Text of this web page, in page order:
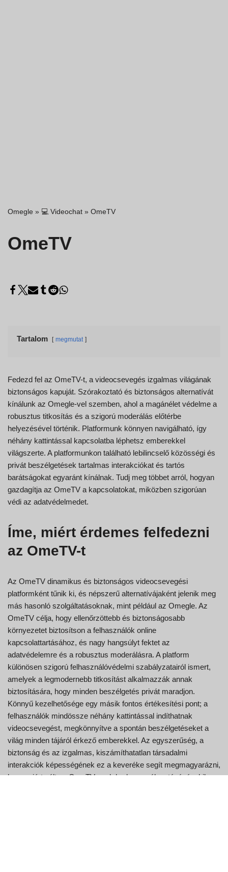
Omegle » 💻 Videochat » OmeTV
OmeTV
Tartalom megmutat
Fedezd fel az OmeTV-t, a videocsevegés izgalmas világának
biztonságos kapuját. Szórakoztató és biztonságos alternatívát
kínálunk az Omegle-vel szemben, ahol a magánélet védelme a
robusztus titkosítás és a szigorú moderálás előtérbe
helyezésével történik. Platformunk könnyen navigálható, így
néhány kattintással kapcsolatba léphetsz emberekkel
világszerte. A platformunkon található lebilincselő közösségi és
privát beszélgetések tartalmas interakciókat és tartós
barátságokat egyaránt kínálnak. Tudj meg többet arról, hogyan
gazdagítja az OmeTV a kapcsolatokat, miközben szigorúan
védi az adatvédelmedet.
Íme, miért érdemes felfedezni
az OmeTV-t
Az OmeTV dinamikus és biztonságos videocsevegési
platformként tűnik ki, és népszerű alternatívájaként jelenik meg
más hasonló szolgáltatásoknak, mint például az Omegle. Az
OmeTV célja, hogy ellenőrzöttebb és biztonságosabb
környezetet biztosítson a felhasználók online
kapcsolattartásához, és nagy hangsúlyt fektet az
adatvédelemre és a robusztus moderálásra. A platform
különösen szigorú felhasználóvédelmi szabályzatairól ismert,
amelyek a legmodernebb titkosítást alkalmazzák annak
biztosítására, hogy minden beszélgetés privát maradjon.
Könnyű kezelhetősége egy másik fontos értékesítési pont; a
felhasználók mindössze néhány kattintással indíthatnak
videocsevegést, megkönnyítve a spontán beszélgetéseket a
világ minden tájáról érkező emberekkel. Az egyszerűség, a
biztonság és az izgalmas, kiszámíthatatlan társadalmi
interakciók képességének ez a keveréke segít megmagyarázni,
hogy miért vált az OmeTV azok kedvenc választásává, akik